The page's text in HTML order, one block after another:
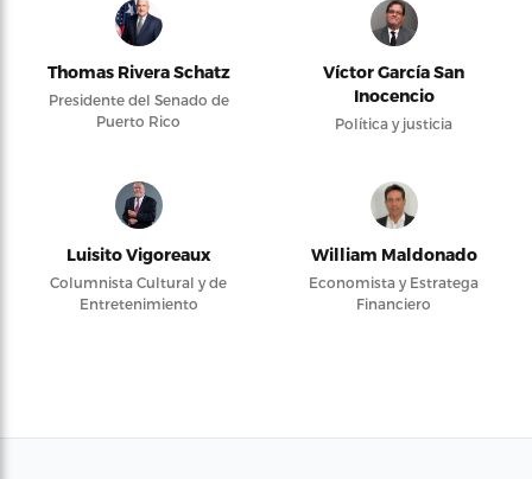
Thomas Rivera Schatz
Presidente del Senado de
Puerto Rico
Víctor García San
Inocencio
Política y justicia
Luisito Vigoreaux
Columnista Cultural y de
Entretenimiento
William Maldonado
Economista y Estratega
Financiero